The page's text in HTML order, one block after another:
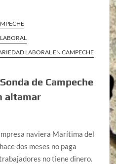
LABORAL EN CAMPECHE
de Campeche
altamar
naviera Marítima del
dos meses no paga
no tiene dinero.